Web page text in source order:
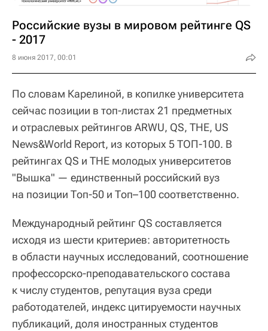
Российские вузы в мировом рейтинге QS
- 2017
8 июня 2017, 00:01
По словам Карелиной, в копилке университета
сейчас позиции в топ-листах 21 предметных
и отраслевых рейтингов ARWU, QS, THE, US
News&World Report, из которых 5 ТОП-100. В
рейтингах QS и THE молодых университетов
"Вышка" — единственный российский вуз
на позиции Топ-50 и Топ–100 соответственно.
Международный рейтинг QS составляется
исходя из шести критериев: авторитетность
в области научных исследований, соотношение
профессорско-преподавательского состава
к числу студентов, репутация вуза среди
работодателей, индекс цитируемости научных
публикаций, доля иностранных студентов